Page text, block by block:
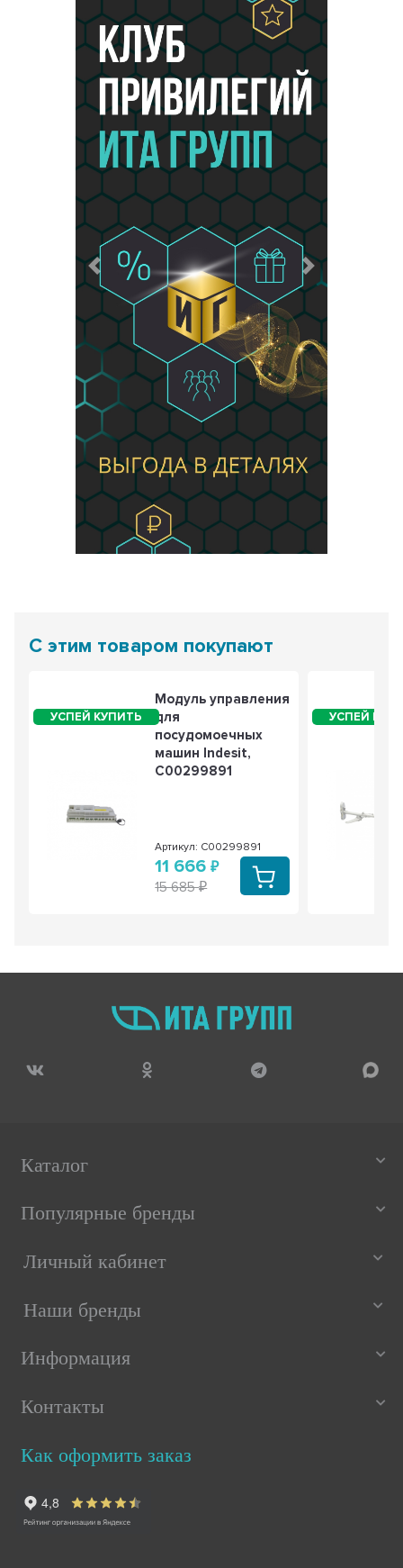
Предыдущий Следующий
С этим товаром покупают
Модуль управления
для
посудомоечных
машин Indesit,
C00299891
Артикул: C00299891
11 666
15 685
Каталог
Популярные бренды
Личный кабинет
Наши бренды
Информация
Контакты
Как оформить заказ